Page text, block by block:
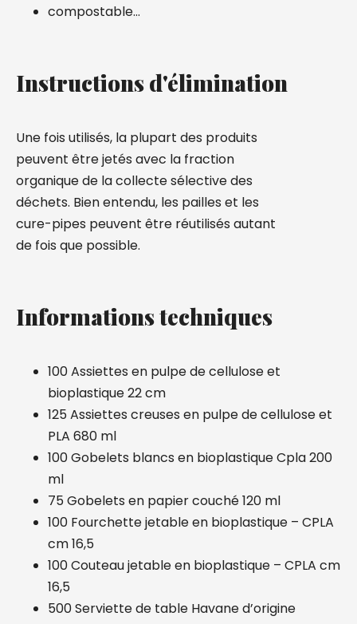
compostable…
Instructions d'élimination
Une fois utilisés, la plupart des produits
peuvent être jetés avec la fraction
organique de la collecte sélective des
déchets. Bien entendu, les pailles et les
cure-pipes peuvent être réutilisés autant
de fois que possible.
Informations techniques
100 Assiettes en pulpe de cellulose et
bioplastique 22 cm
125 Assiettes creuses en pulpe de cellulose et
PLA 680 ml
100 Gobelets blancs en bioplastique Cpla 200
ml
75 Gobelets en papier couché 120 ml
100 Fourchette jetable en bioplastique – CPLA
cm 16,5
100 Couteau jetable en bioplastique – CPLA cm
16,5
500 Serviette de table Havane d’origine